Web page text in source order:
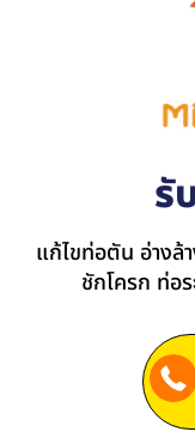
รั
แก้ไขท่อตัน อ่างล้
ชักโครก ท่อ